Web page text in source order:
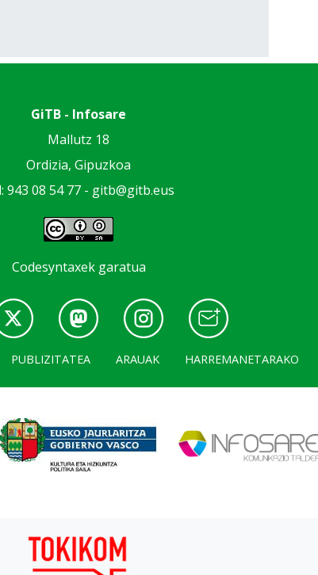
GiTB - Infosare
Mallutz 18
Ordizia, Gipuzkoa
943 08 54 77 - gitb@gitb.eus
Codesyntaxek garatua
PUBLIZITATEA ARAUAK HARREMANETARAKO